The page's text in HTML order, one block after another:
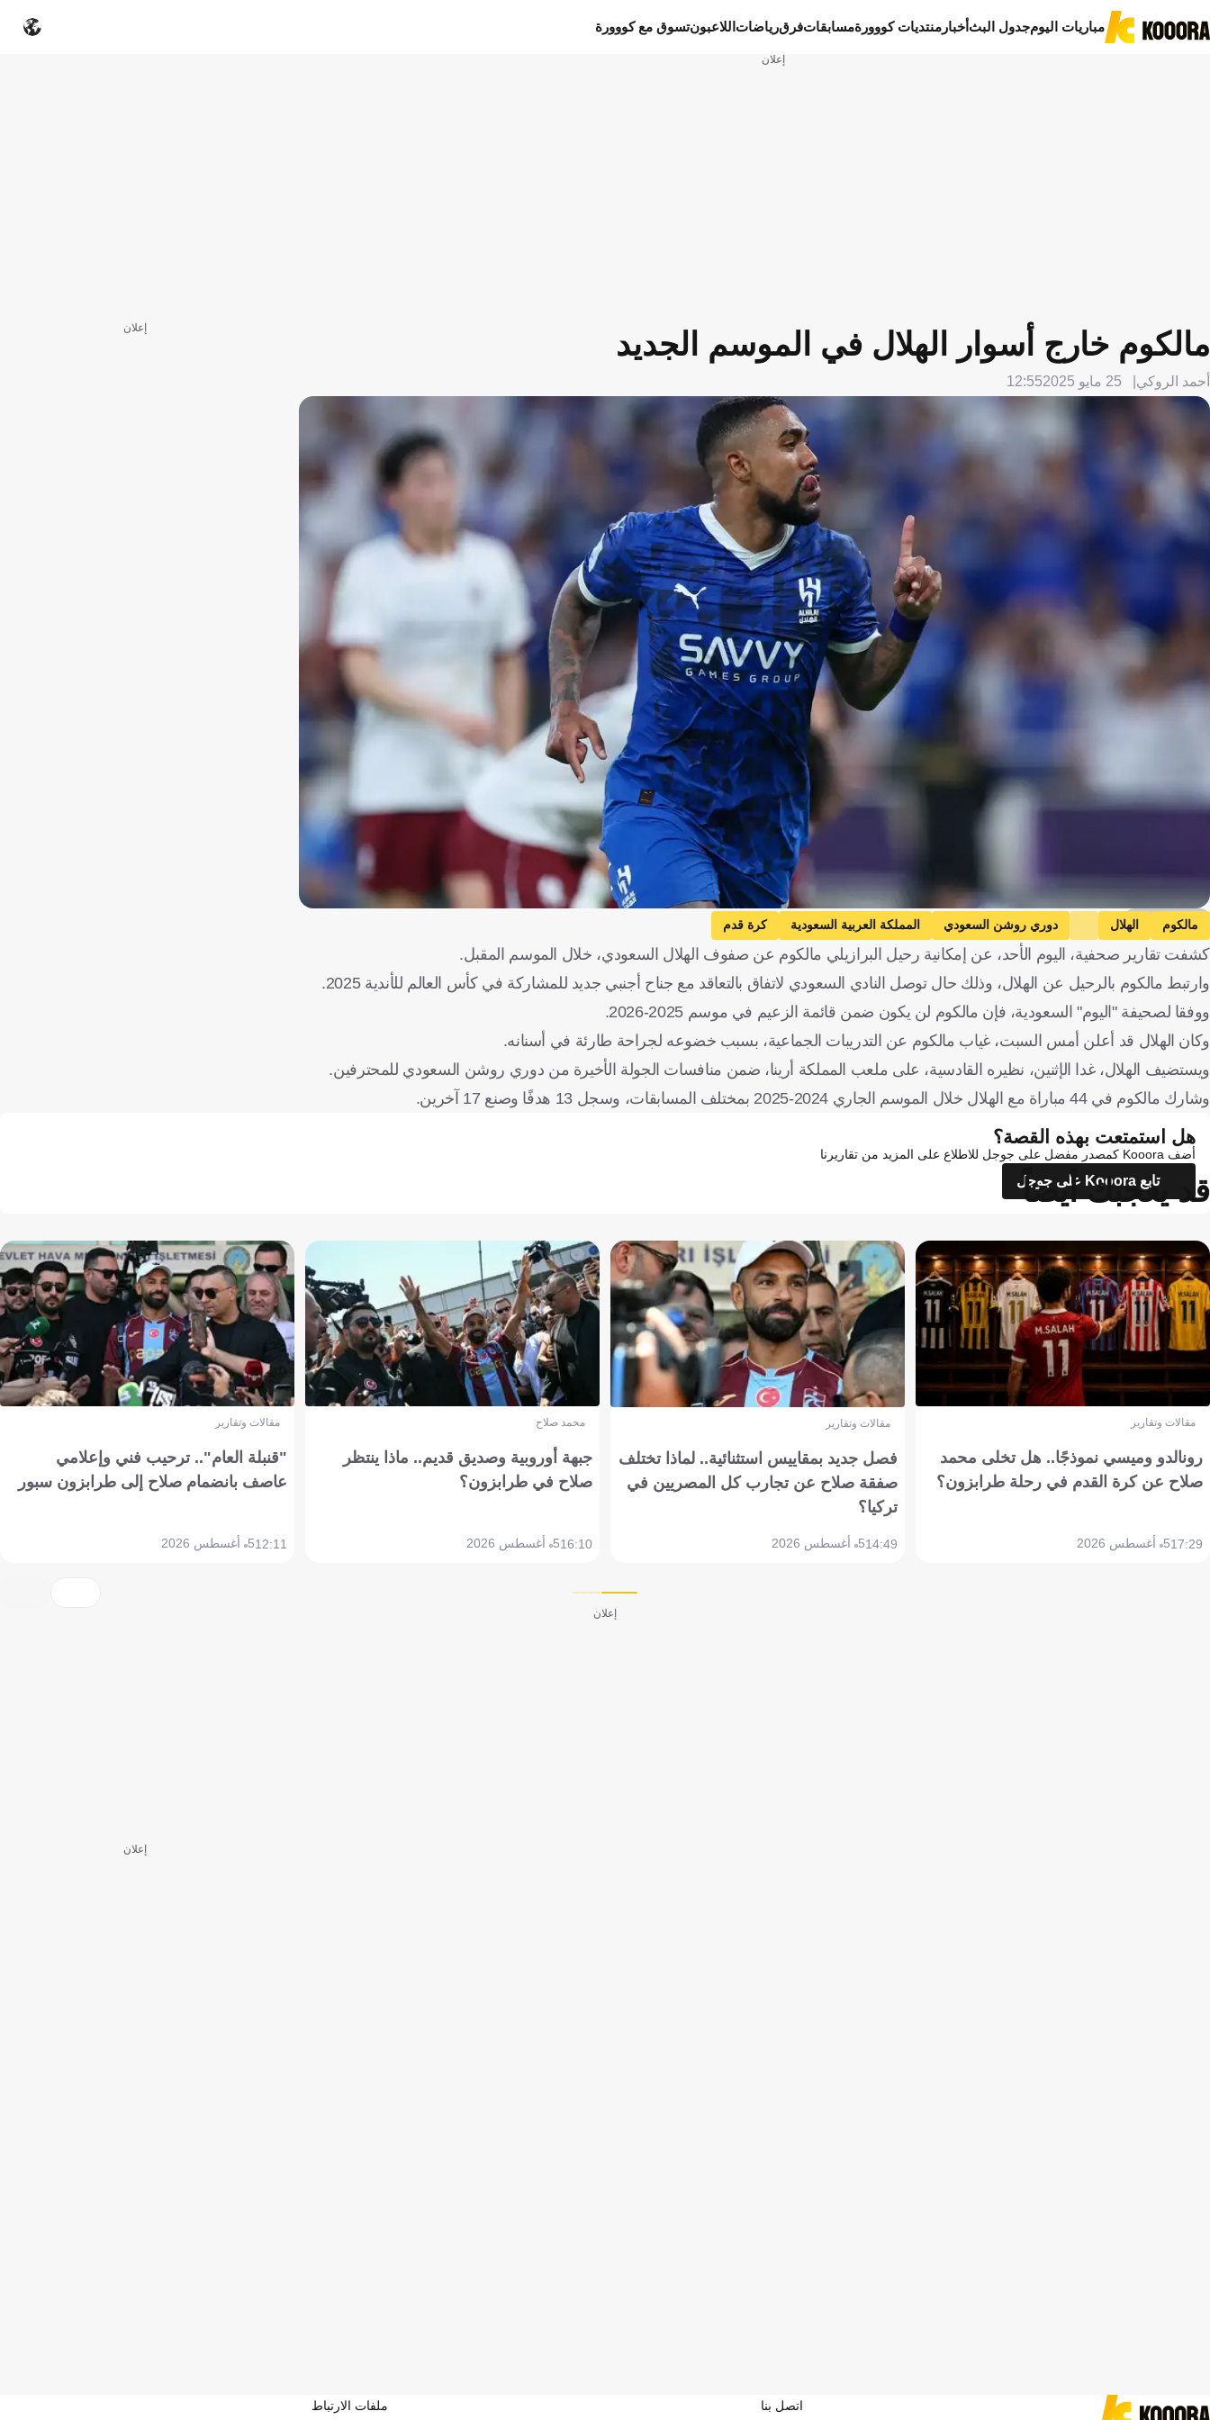
مباريات اليومجدول البثأخبار منتديات كووورةمسابقاتفرقرياضات اللاعبونتسوق مع كووورة
إعلان
مالكوم خارج أسوار الهلال في الموسم الجديد
أحمد الروكي 25 مايو 2025 12:55
Getty Images
مالكوم الهلال دوري روشن السعودي المملكة العربية السعودية كرة قدم
كشفت تقارير صحفية، اليوم الأحد، عن إمكانية رحيل البرازيلي مالكوم عن صفوف الهلال السعودي، خلال الموسم المقبل.
وارتبط مالكوم بالرحيل عن الهلال، وذلك حال توصل النادي السعودي لاتفاق بالتعاقد مع جناح أجنبي جديد للمشاركة في كأس العالم للأندية 2025.
ووفقا لصحيفة "اليوم" السعودية، فإن مالكوم لن يكون ضمن قائمة الزعيم في موسم 2025-2026.
وكان الهلال قد أعلن أمس السبت، غياب مالكوم عن التدريبات الجماعية، بسبب خضوعه لجراحة طارئة في أسنانه.
ويستضيف الهلال، غدا الإثنين، نظيره القادسية، على ملعب المملكة أرينا، ضمن منافسات الجولة الأخيرة من دوري روشن السعودي للمحترفين.
وشارك مالكوم في 44 مباراة مع الهلال خلال الموسم الجاري 2024-2025 بمختلف المسابقات، وسجل 13 هدفًا وصنع 17 آخرين.
إعلان
هل استمتعت بهذه القصة؟
أضف Kooora كمصدر مفضل على جوجل للاطلاع على المزيد من تقاريرنا
تابع Kooora على جوجل
قد يعجبك أيضاً
مقالات وتقارير
رونالدو وميسي نموذجًا.. هل تخلى محمد
صلاح عن كرة القدم في رحلة طرابزون؟
17:295 أغسطس 2026
مقالات وتقارير
فصل جديد بمقاييس استثنائية.. لماذا تختلف
صفقة صلاح عن تجارب كل المصريين في
تركيا؟
14:495 أغسطس 2026
محمد صلاح
جبهة أوروبية وصديق قديم.. ماذا ينتظر
صلاح في طرابزون؟
16:105 أغسطس 2026
مقالات وتقارير
"قنبلة العام".. ترحيب فني وإعلامي
عاصف بانضمام صلاح إلى طرابزون سبور
12:115 أغسطس 2026
إعلان
إعلان
اتصل بنا ملفات الارتباط